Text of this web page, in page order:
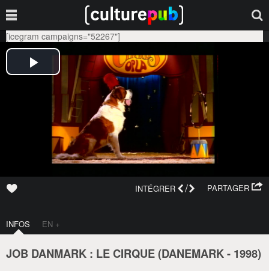
[icegram campaigns="52267"]
PARTAGER
INTÉGRER /
INFOS EN +
JOB DANMARK : LE CIRQUE (DANEMARK- 1998)